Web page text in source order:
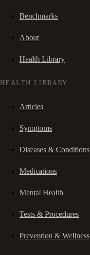
Benchmarks
About
Health Library
HEALTH LIBRARY
Articles
Symptoms
Diseases & Conditions
Medications
Mental Health
Tests & Procedures
Prevention & Wellness